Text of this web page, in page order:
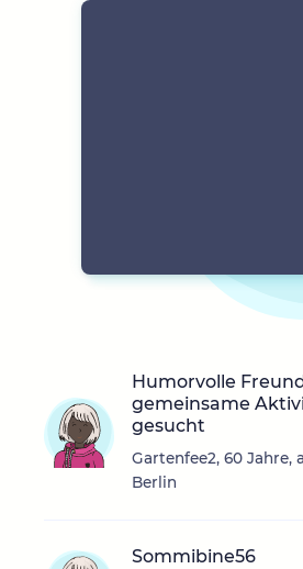
Humorvolle
gemeinsame
gesucht
Gartenfee2, 60 Jahre,
Berlin
Sommibine56